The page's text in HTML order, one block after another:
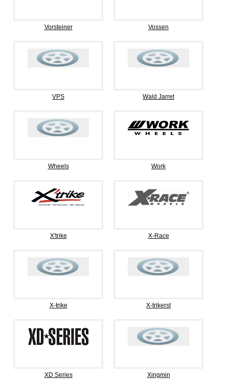
Vorsteiner Vossen
VPS Wald Jarret
Wheels Work
X'trike X-Race
X-trike X-trikerst
XD Series Xingmin